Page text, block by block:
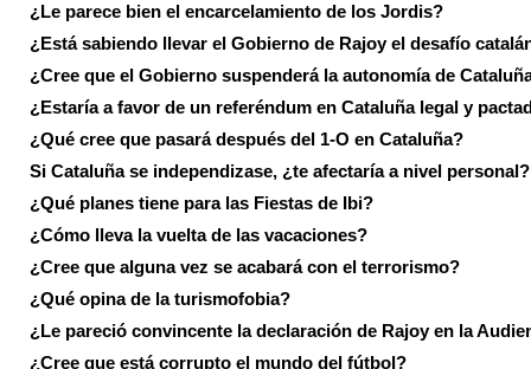
¿Le parece bien el encarcelamiento de los Jordis?
¿Está sabiendo llevar el Gobierno de Rajoy el desafío
¿Cree que el Gobierno suspenderá la autonomía de
¿Estaría a favor de un referéndum en Cataluña legal y
¿Qué cree que pasará después del 1-O en Cataluña?
Si Cataluña se independizase, ¿te afectaría a nivel personal?
¿Qué planes tiene para las Fiestas de Ibi?
¿Cómo lleva la vuelta de las vacaciones?
¿Cree que alguna vez se acabará con el terrorismo?
¿Qué opina de la turismofobia?
¿Le pareció convincente la declaración de Rajoy en la
¿Cree que está corrupto el mundo del fútbol?